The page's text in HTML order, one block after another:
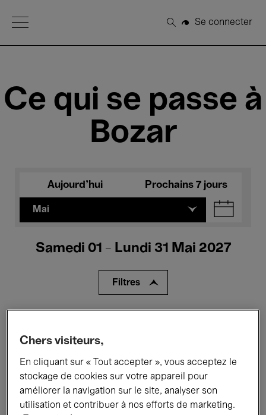
Open Menu
Rechercher
Se connecter
Ce qui se passe à
Bozar
Aujourd'hui Prochains 7 jours
Mai
Samedi 01 - Lundi 31 Mai 2027
Filtres
Rencontres & Débats Jazz
Musique classique Global Music
Chers visiteurs,
En cliquant sur « Tout accepter », vous acceptez le
stockage de cookies sur votre appareil pour
améliorer la navigation sur le site, analyser son
utilisation et contribuer à nos efforts de marketing.